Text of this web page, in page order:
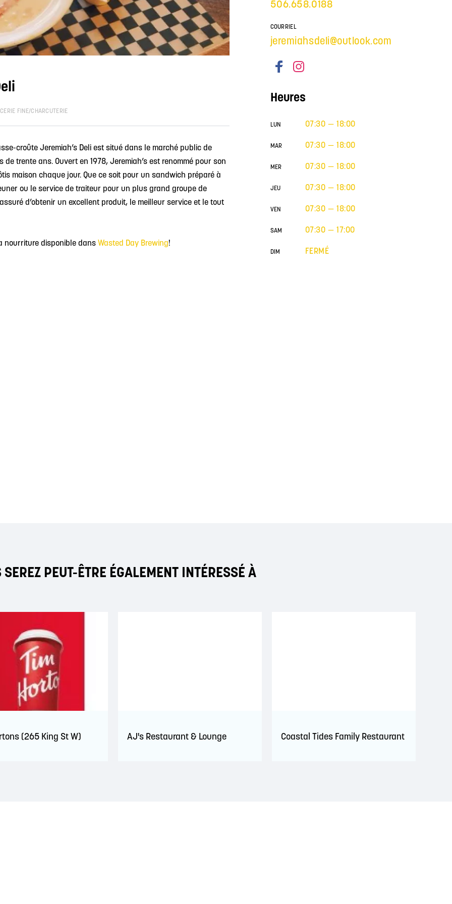
FINE/CHARCUTERIE
croûte Jeremiah’s Deli est situé dans le marché public de
trente ans. Ouvert en 1978, Jeremiah’s est renommé pour son
maison chaque jour. Que ce soit pour un sandwich préparé à
ou le service de traiteur pour un plus grand groupe de
d’obtenir un excellent produit, le meilleur service et le tout
nourriture disponible dans Wasted Day Brewing!
506.658.0188
COURRIEL
jeremiahsdeli@outlook.com
Heures
LUN 07:30 — 18:00
MAR 07:30 — 18:00
MER 07:30 — 18:00
JEU 07:30 — 18:00
VEN 07:30 — 18:00
SAM 07:30 — 17:00
DIM FERMÉ
SEREZ PEUT-ÊTRE ÉGALEMENT INTÉRESSÉ À
(265 King St W) AJ's Restaurant & Lounge Coastal Tides Family Restaurant